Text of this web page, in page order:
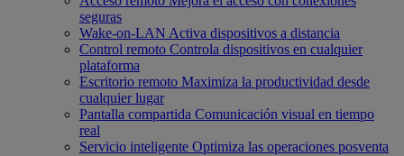
seguras
Wake-on-LAN Activa dispositivos a distancia
Control remoto Controla dispositivos en cualquier
plataforma
Escritorio remoto Maximiza la productividad desde
cualquier lugar
Pantalla compartida Comunicación visual en tiempo
real
Servicio inteligente Optimiza las operaciones posventa